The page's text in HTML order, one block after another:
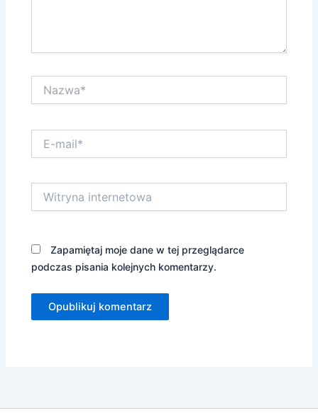
mail*
internetowa
Zapamiętaj moje dane w tej przeglądarce
podczas pisania kolejnych komentarzy.